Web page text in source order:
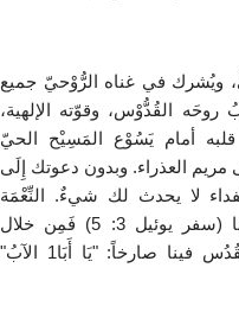
ويُشرك في غناه الرُّوْحيّ جميع
(رُوْمِيَة 10: 12- 13)، ويَهَبُ روحَه القُدُّوْس، وقوّته الإلهية،
أمام يَسُوْع المَسِيْح الحيّ
مريم العذراء. وبدون دعوتك إِلَى
لا يحدث لك شيءٌ. النِّعْمَة
مشرَّعة للجميع، ولكن ينبغي أن نطلبها (سفر يوئيل 3: 5) فَمِن خلال
ممارسة الدَّعوة نَسمع صوت الرُّوْح القُدُس فينا صارخاً: "يَا أَبَا1 الآبُ"